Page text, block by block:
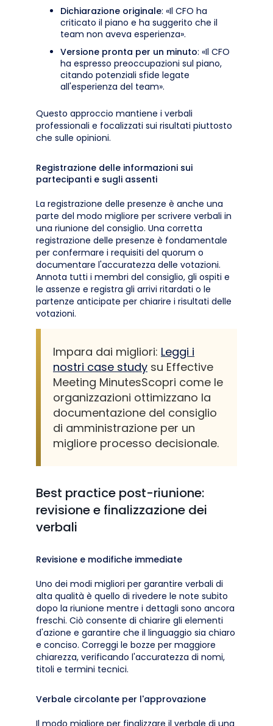
Dichiarazione originale: «Il CFO ha
criticato il piano e ha suggerito che il
team non aveva esperienza».
Versione pronta per un minuto: «Il CFO
ha espresso preoccupazioni sul piano,
citando potenziali sfide legate
all'esperienza del team».
Questo approccio mantiene i verbali
professionali e focalizzati sui risultati piuttosto
che sulle opinioni.
Registrazione delle informazioni sui
partecipanti e sugli assenti
La registrazione delle presenze è anche una
parte del modo migliore per scrivere verbali in
una riunione del consiglio. Una corretta
registrazione delle presenze è fondamentale
per confermare i requisiti del quorum o
documentare l'accuratezza delle votazioni.
Annota tutti i membri del consiglio, gli ospiti e
le assenze e registra gli arrivi ritardati o le
partenze anticipate per chiarire i risultati delle
votazioni.
Impara dai migliori: Leggi i
nostri case study su Effective
Meeting MinutesScopri come le
organizzazioni ottimizzano la
documentazione del consiglio
di amministrazione per un
migliore processo decisionale.
Best practice post-riunione:
revisione e finalizzazione dei
verbali
Revisione e modifiche immediate
Uno dei modi migliori per garantire verbali di
alta qualità è quello di rivedere le note subito
dopo la riunione mentre i dettagli sono ancora
freschi. Ciò consente di chiarire gli elementi
d'azione e garantire che il linguaggio sia chiaro
e conciso. Correggi le bozze per maggiore
chiarezza, verificando l'accuratezza di nomi,
titoli e termini tecnici.
Verbale circolante per l'approvazione
Il modo migliore per finalizzare il verbale di una